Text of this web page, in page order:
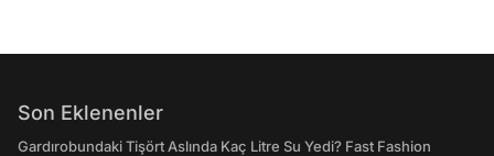
Son Eklenenler
Gardırobundaki Tişört Aslında Kaç Litre Su Yedi? Fast Fashion